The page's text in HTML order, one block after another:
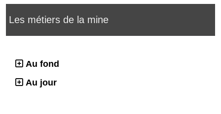
Les métiers de la mine
Au fond
Au jour